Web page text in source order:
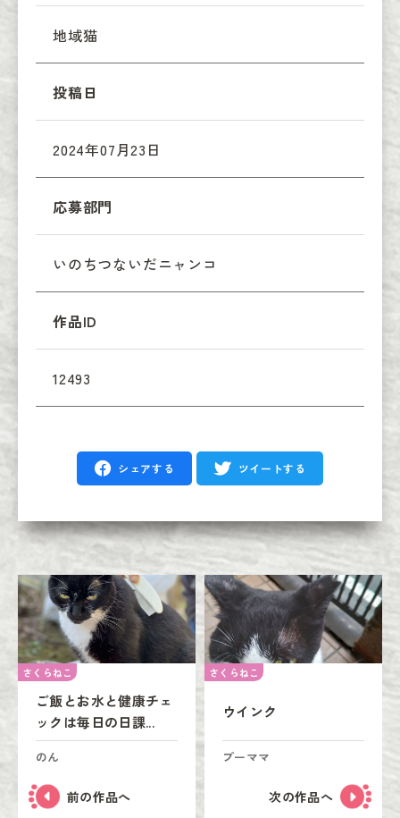
地域猫
投稿日
2024年07月23日
応募部門
いのちつないだニャンコ
作品ID
12493
シェアする ツイートする
さくらねこ
ご飯とお水と健康チェ
ックは毎日の日課...
のん
前の作品へ
さくらねこ
ウインク
プーママ
次の作品へ